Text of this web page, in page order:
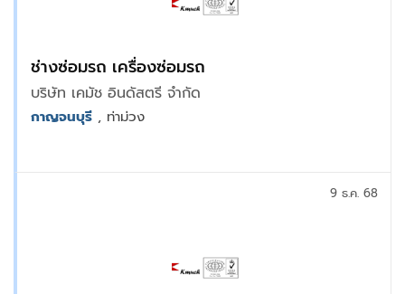
ช่างซ่อมรถ เครื่องซ่อมรถ
บริษัท เคมัช อินดัสตรี จำกัด
กาญจนบุรี , ท่าม่วง
9 ธ.ค. 68